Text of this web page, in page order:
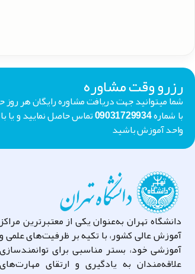
رزرو وقت مشاوره
با شماره 09031729934 تماس
واحد آموزش باشید
دانشگاه تهران به‌عنوان یکی از معتبرترین مراکز
آموزش عالی کشور، با تکیه بر ظرفیت‌های علمی و
آموزشی خود، بستر مناسبی برای توانمندسازی
علاقه‌مندان به یادگیری و ارتقای مهارت‌های